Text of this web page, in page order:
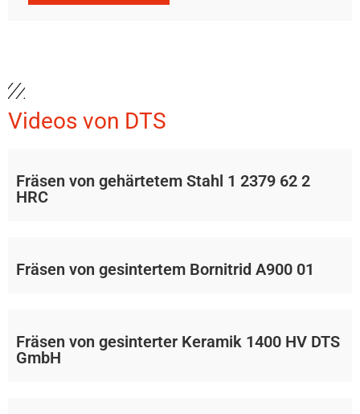
Videos von DTS
Fräsen von gehärtetem Stahl 1 2379 62 2
HRC
Fräsen von gesintertem Bornitrid A900 01
Fräsen von gesinterter Keramik 1400 HV DTS
GmbH